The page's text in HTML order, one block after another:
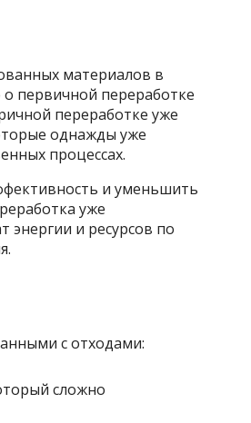
материалов в
первичной переработке
переработке уже
однажды уже
процессах.
и уменьшить
уже
энергии и ресурсов по
с отходами:
сложно